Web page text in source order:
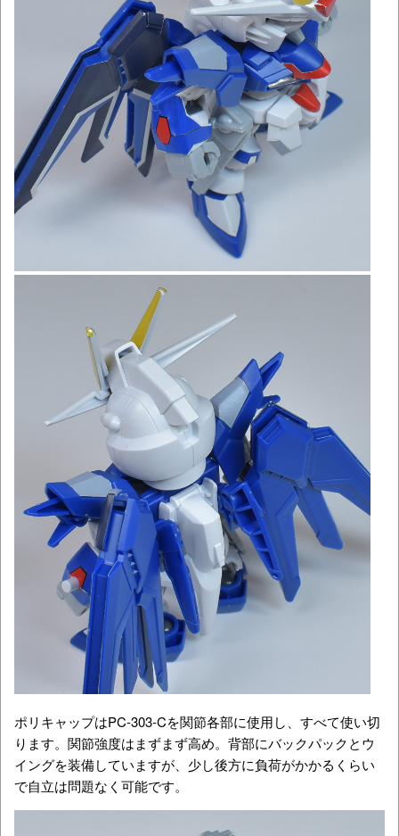
ポリキャップはPC-303-Cを関節各部に使用し、すべて使い切
ります。関節強度はまずまず高め。背部にバックパックとウ
イングを装備していますが、少し後方に負荷がかかるくらい
で自立は問題なく可能です。